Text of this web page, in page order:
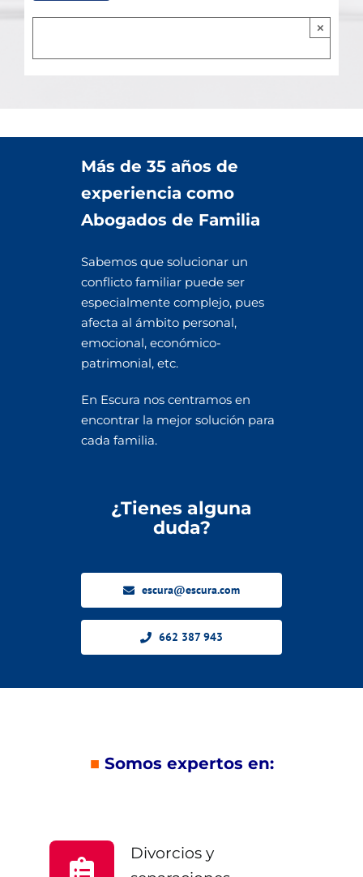
×
Más de 35 años de
experiencia como
Abogados de Familia
Sabemos que solucionar un
conflicto familiar puede ser
especialmente complejo, pues
afecta al ámbito personal,
emocional, económico-
patrimonial, etc.
En Escura nos centramos en
encontrar la mejor solución para
cada familia.
¿Tienes alguna
duda?
escura@escura.com
662 387 943
■ Somos expertos en:
Divorcios y